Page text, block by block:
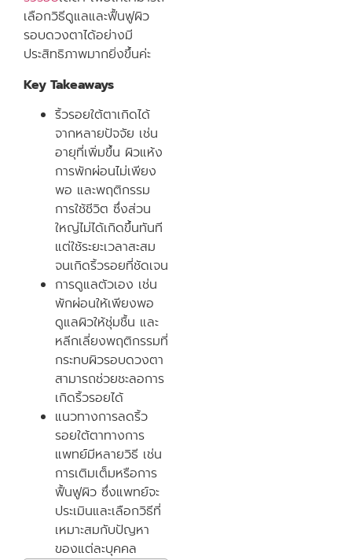
เลือกวิธีดูแลและฟื้นฟูผิว
รอบดวงตาได้อย่างมี
ประสิทธิภาพมากยิ่งขึ้นค่ะ
Key Takeaways
ริ้วรอยใต้ตาเกิดได้
จากหลายปัจจัย เช่น
อายุที่เพิ่มขึ้น ผิวแห้ง
การพักผ่อนไม่เพียง
พอ และพฤติกรรม
การใช้ชีวิต ซึ่งส่วน
ใหญ่ไม่ได้เกิดขึ้นทันที
แต่ใช้ระยะเวลาสะสม
จนเกิดริ้วรอยที่ชัดเจน
การดูแลตัวเอง เช่น
พักผ่อนให้เพียงพอ
ดูแลผิวให้ชุ่มชื้น และ
หลีกเลี่ยงพฤติกรรมที่
กระทบผิวรอบดวงตา
สามารถช่วยชะลอการ
เกิดริ้วรอยได้
แนวทางการลดริ้ว
รอยใต้ตาทางการ
แพทย์มีหลายวิธี เช่น
การเติมเต็มหรือการ
ฟื้นฟูผิว ซึ่งแพทย์จะ
ประเมินและเลือกวิธีที่
เหมาะสมกับปัญหา
ของแต่ละบุคคล